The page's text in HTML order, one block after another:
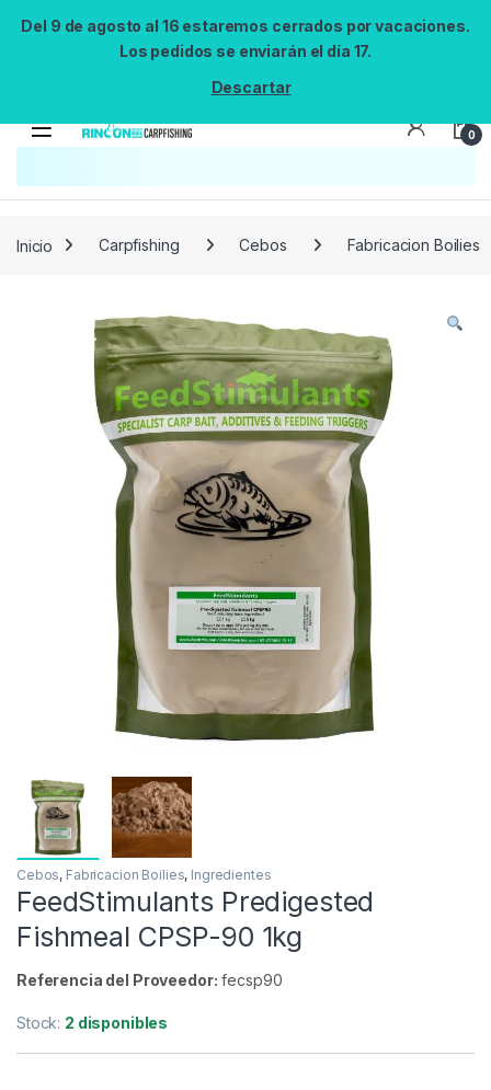
Del 9 de agosto al 16 estaremos cerrados por vacaciones.
Los pedidos se enviarán el día 17.
Descartar
0
Inténtalo de nuevo.
Reintentar
Carpfishing Cebos Fabricacion Boilies